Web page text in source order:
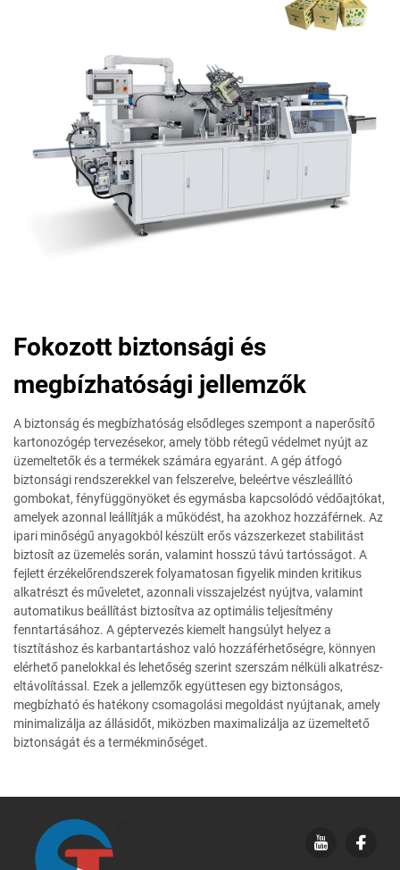
Fokozott biztonsági és
megbízhatósági jellemzők
A biztonság és megbízhatóság elsődleges szempont a naperősítő
kartonozógép tervezésekor, amely több rétegű védelmet nyújt az
üzemeltetők és a termékek számára egyaránt. A gép átfogó
biztonsági rendszerekkel van felszerelve, beleértve vészleállító
gombokat, fényfüggönyöket és egymásba kapcsolódó védőajtókat,
amelyek azonnal leállítják a működést, ha azokhoz hozzáférnek. Az
ipari minőségű anyagokból készült erős vázszerkezet stabilitást
biztosít az üzemelés során, valamint hosszú távú tartósságot. A
fejlett érzékelőrendszerek folyamatosan figyelik minden kritikus
alkatrészt és műveletet, azonnali visszajelzést nyújtva, valamint
automatikus beállítást biztosítva az optimális teljesítmény
fenntartásához. A géptervezés kiemelt hangsúlyt helyez a
tisztításhoz és karbantartáshoz való hozzáférhetőségre, könnyen
elérhető panelokkal és lehetőség szerint szerszám nélküli alkatrész-
eltávolítással. Ezek a jellemzők együttesen egy biztonságos,
megbízható és hatékony csomagolási megoldást nyújtanak, amely
minimalizálja az állásidőt, miközben maximalizálja az üzemeltető
biztonságát és a termékminőséget.